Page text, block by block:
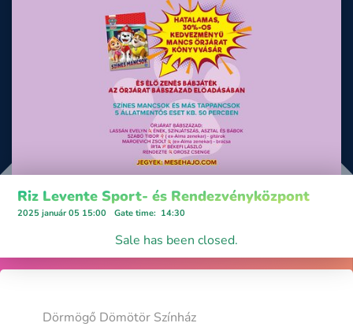
Riz Levente Sport- és Rendezvényközpont
2025 január 05 15:00 Gate time: 14:30
Sale has been closed.
Dörmögő Dömötör Színház